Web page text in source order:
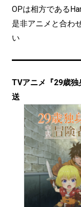
OPは相方である
是非アニメと合わ
い
TVアニメ『29歳
送